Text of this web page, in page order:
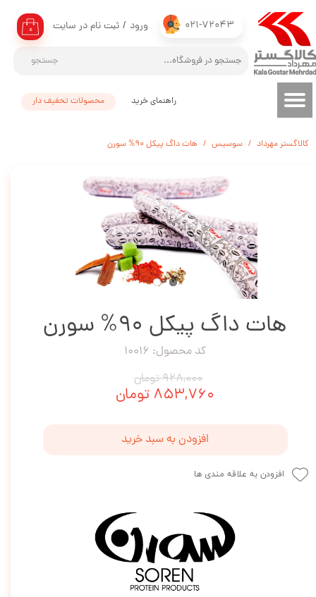
021-72043
جستجو
۰ ورود / ثبت نام در سایت
حساب کاربری من
تغییر گذر واژه
سفارشات
محصولات تحفیف دار راهنمای خرید
کالاگستر مهرداد سوسیس هات داگ پیکل 90% سورن
هات داگ پیکل 90% سورن
کد محصول: 10016
۹۲۸,۰۰۰ تومان
۸۵۳,۷۶۰ تومان
افزودن به سبد خرید
افزودن به علاقه مندی ها